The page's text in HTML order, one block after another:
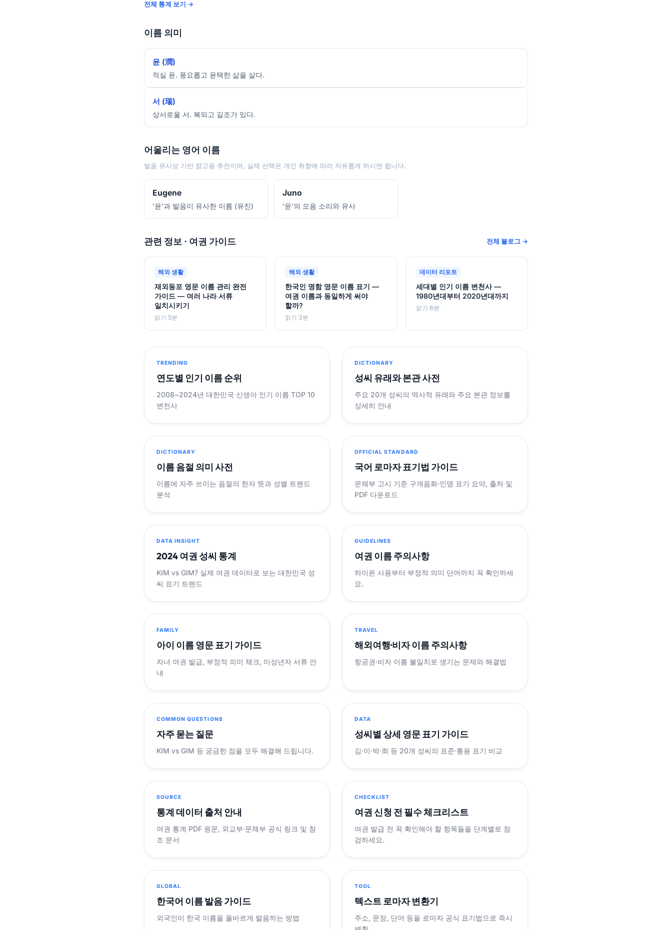
전체 통계 보기 →
이름 의미
윤 (潤)
적실 윤. 풍요롭고 윤택한 삶을 살다.
서 (瑞)
상서로울 서. 복되고 길조가 있다.
어울리는 영어 이름
발음 유사성 기반 참고용 추천이며, 실제 선택은 개인 취향에 따라 자유롭게 하시면 됩니다.
Eugene
'윤'과 발음이 유사한 이름 (유진)
Juno
'윤'의 모음 소리와 유사
관련 정보 · 여권 가이드 전체 블로그 →
해외 생활
재외동포 영문 이름 관리 완전
가이드 — 여러 나라 서류
일치시키기
읽기 5분
해외 생활
한국인 명함 영문 이름 표기 —
여권 이름과 동일하게 써야
할까?
읽기 3분
데이터 리포트
세대별 인기 이름 변천사 —
1980년대부터 2020년대까지
읽기 6분
TRENDING
연도별 인기 이름 순위
2008~2024년 대한민국 신생아 인기 이름 TOP 10
변천사
DICTIONARY
성씨 유래와 본관 사전
주요 20개 성씨의 역사적 유래와 주요 본관 정보를
상세히 안내
DICTIONARY
이름 음절 의미 사전
이름에 자주 쓰이는 음절의 한자 뜻과 성별 트렌드
분석
OFFICIAL STANDARD
국어 로마자 표기법 가이드
문체부 고시 기준 구개음화·인명 표기 요약, 출처 및
PDF 다운로드
DATA INSIGHT
2024 여권 성씨 통계
KIM vs GIM? 실제 여권 데이터로 보는 대한민국 성
씨 표기 트렌드
GUIDELINES
여권 이름 주의사항
하이픈 사용부터 부정적 의미 단어까지 꼭 확인하세
요.
FAMILY
아이 이름 영문 표기 가이드
자녀 여권 발급, 부정적 의미 체크, 미성년자 서류 안
내
TRAVEL
해외여행·비자 이름 주의사항
항공권·비자 이름 불일치로 생기는 문제와 해결법
COMMON QUESTIONS
자주 묻는 질문
KIM vs GIM 등 궁금한 점을 모두 해결해 드립니다.
DATA
성씨별 상세 영문 표기 가이드
김·이·박·최 등 20개 성씨의 표준·통용 표기 비교
SOURCE
통계 데이터 출처 안내
여권 통계 PDF 원문, 외교부·문체부 공식 링크 및 참
조 문서
CHECKLIST
여권 신청 전 필수 체크리스트
여권 발급 전 꼭 확인해야 할 항목들을 단계별로 점
검하세요.
GLOBAL
한국어 이름 발음 가이드
외국인이 한국 이름을 올바르게 발음하는 방법
TOOL
텍스트 로마자 변환기
주소, 문장, 단어 등을 로마자 공식 표기법으로 즉시